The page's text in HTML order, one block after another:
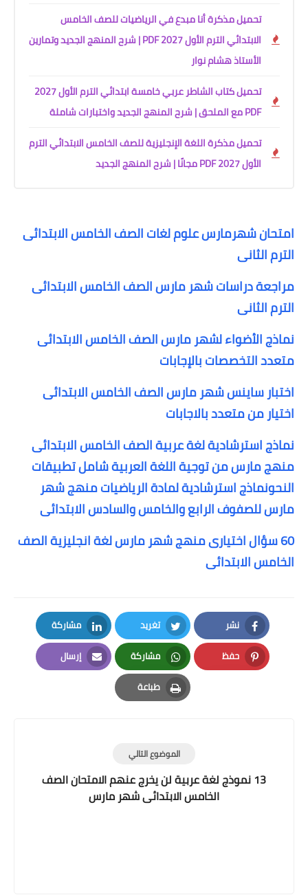
تحميل مذكرة أنا مبدع في الرياضيات للصف الخامس
الابتدائي الترم الأول 2027 PDF | شرح المنهج الجديد وتمارين
الأستاذ هشام نوار
تحميل كتاب الشاطر عربي خامسة ابتدائي الترم الأول 2027
PDF مع الملحق | شرح المنهج الجديد واختبارات شاملة
تحميل مذكرة اللغة الإنجليزية للصف الخامس الابتدائي الترم
الأول 2027 PDF مجانًا | شرح المنهج الجديد
امتحان شهرمارس علوم لغات الصف الخامس الابتدائى
الترم الثانى
مراجعة دراسات شهر مارس الصف الخامس الابتدائى
الترم الثانى
نماذج الأضواء لشهر مارس الصف الخامس الابتدائى
متعدد التخصصات بالإجابات
اختبار ساينس شهر مارس الصف الخامس الابتدائى
اختيار من متعدد بالاجابات
نماذج استرشادية لغة عربية الصف الخامس الابتدائى
منهج مارس من توجية اللغة العربية شامل تطبيقات
النحونماذج استرشادية لمادة الرياضيات منهج شهر
مارس للصفوف الرابع والخامس والسادس الابتدائى
60 سؤال اختيارى منهج شهر مارس لغة انجليزية الصف
الخامس الابتدائى
نشر
Facebook
تغريد
Twitter
مشاركة
LinkedIn
حفظ
Pinterest
مشاركة
Whatsapp
إرسال
Email
طباعة
Print
الموضوع التالي
13 نموذج لغة عربية لن يخرج عنهم الامتحان الصف
الخامس الابتدائى شهر مارس